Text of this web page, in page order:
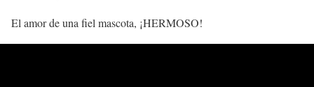
El amor de una fiel mascota, ¡HERMOSO!